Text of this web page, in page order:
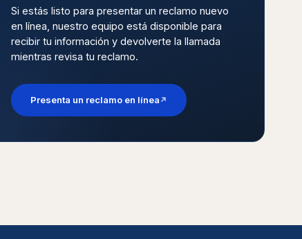
Si estás listo para presentar un reclamo nuevo
en línea, nuestro equipo está disponible para
recibir tu información y devolverte la llamada
mientras revisa tu reclamo.
Presenta un reclamo en línea ↗